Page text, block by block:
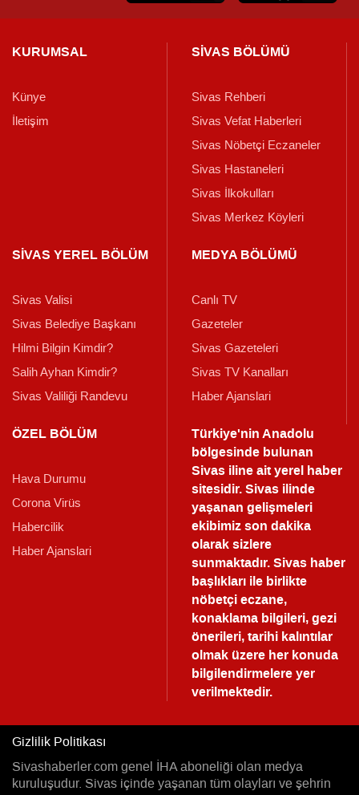
KURUMSAL
Künye
İletişim
SİVAS BÖLÜMÜ
Sivas Rehberi
Sivas Vefat Haberleri
Sivas Nöbetçi Eczaneler
Sivas Hastaneleri
Sivas İlkokulları
Sivas Merkez Köyleri
SİVAS YEREL BÖLÜM
Sivas Valisi
Sivas Belediye Başkanı
Hilmi Bilgin Kimdir?
Salih Ayhan Kimdir?
Sivas Valiliği Randevu
MEDYA BÖLÜMÜ
Canlı TV
Gazeteler
Sivas Gazeteleri
Sivas TV Kanalları
Haber Ajanslari
ÖZEL BÖLÜM
Hava Durumu
Corona Virüs
Habercilik
Haber Ajanslari
Türkiye'nin Anadolu
bölgesinde bulunan
Sivas iline ait yerel haber
sitesidir. Sivas ilinde
yaşanan gelişmeleri
ekibimiz son dakika
olarak sizlere
sunmaktadır.Sivas haber
başlıkları ile birlikte
nöbetçi eczane,
konaklama bilgileri, gezi
önerileri, tarihi kalıntılar
olmak üzere her konuda
bilgilendirmelere yer
verilmektedir.
Gizlilik Politikası
Sivashaberler.com genel İHA aboneliği olan medya
kuruluşudur. Sivas içinde yaşanan tüm olayları ve şehrin